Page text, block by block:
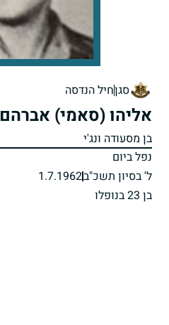
סגןחיל הנדסה
אליהו (סאמי) אברהם
בן מסעודה ונג'י
נפל ביום
ל' בסיון תשכ"ב1.7.1962
בן 23 בנופלו